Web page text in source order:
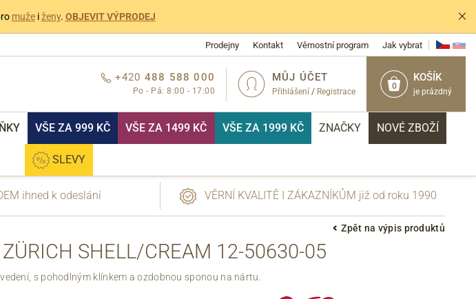
mužeiženy. OBJEVIT VÝPRODEJ
Prodejny Kontakt Věrnostní program Jak vybrat
0
KOŠÍK
je prázdný
MŮJ ÚČET
Přihlášení / Registrace
+420 488 588 000
Po - Pá: 8:00 - 17:00
VŠE ZA 999 KČ VŠE ZA 1499 KČ VŠE ZA 1999 KČ ZNAČKY NOVÉ ZBOŽÍ
SLEVY
ihned k odeslání VĚRNÍ KVALITĚ I ZÁKAZNÍKŮM již od roku 1990
Zpět na výpis produktů
SHELL/CREAM 12-50630-05
s pohodlným klínkem a ozdobnou sponou na nártu.